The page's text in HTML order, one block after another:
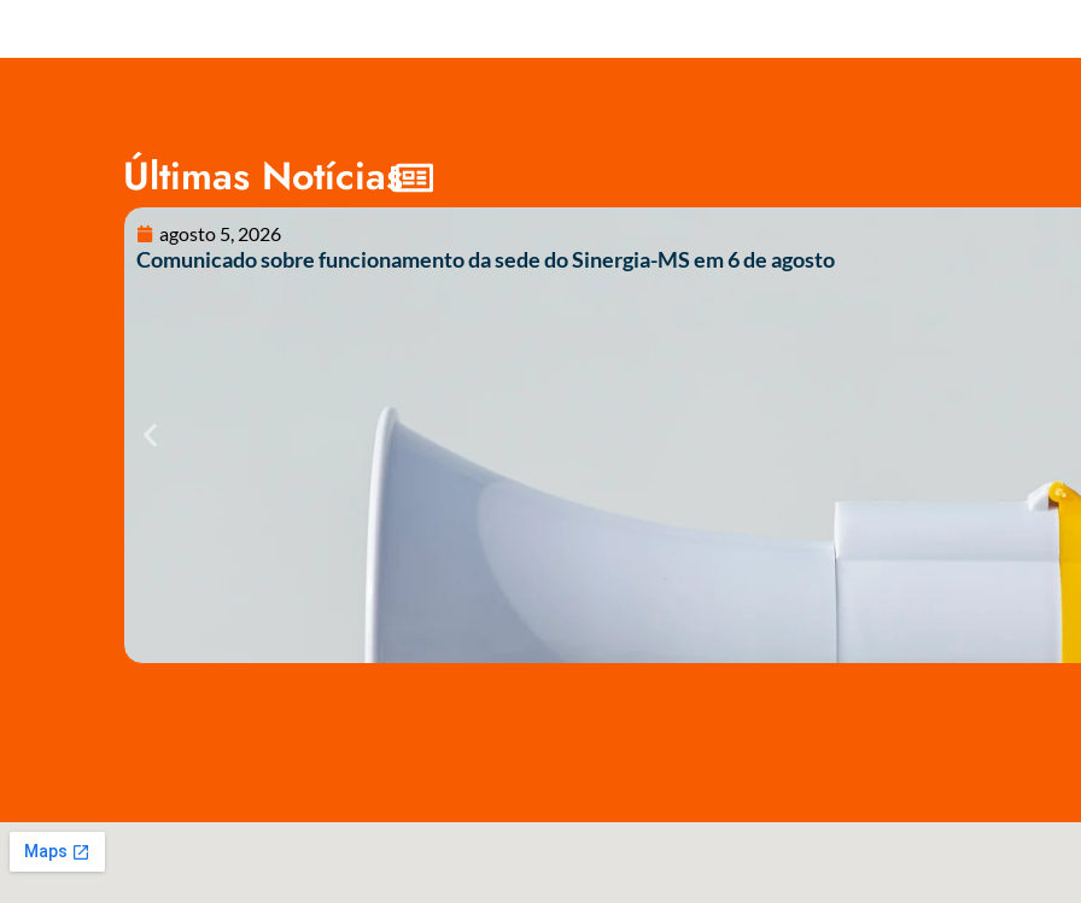
Últimas Notícias
agosto 5, 2026
Comunicado sobre funcionamento da sede do Sinergia-MS em 6 de agosto